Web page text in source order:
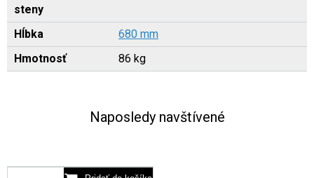
steny
Hĺbka
680 mm
Hmotnosť
86 kg
Naposledy navštívené